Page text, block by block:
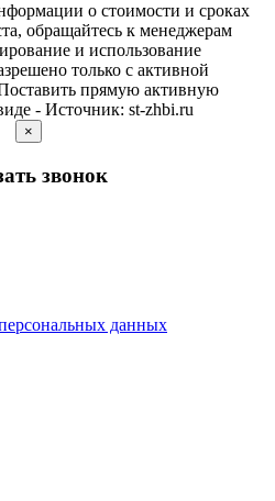
о стоимости и сроках
обращайтесь к менеджерам
и использование
только с активной
прямую активную
- Источник: st-zhbi.ru
×
звонок
данных